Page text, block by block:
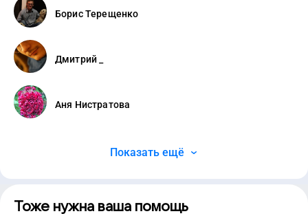
Борис Терещенко
Дмитрий _
Аня Нистратова
Показать ещё
Тоже нужна ваша помощь